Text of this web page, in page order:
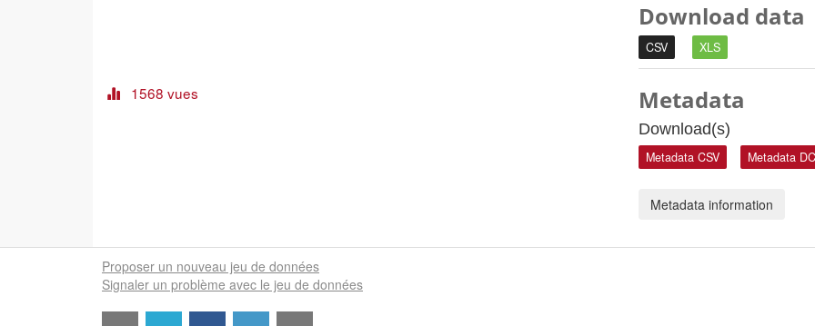
1568 vues
Download data
CSV XLS
Metadata
Download(s)
Metadata CSV Metadata
Metadata information
Proposer un nouveau jeu de données
Signaler un problème avec le jeu de données